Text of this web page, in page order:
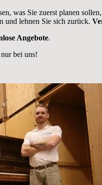
was Sie zuerst planen
und lehnen Sie sich zurück.
Angebote.
bei uns!